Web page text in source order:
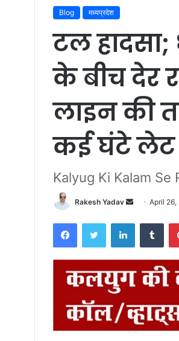
Blog मध्यप्रदेश
टल
के बीच देर
लाइन की
कई घंटे लेट
Kalyug Ki Kalam
Rakesh Yadav
d
a
n
e
m
a
i
April 26,